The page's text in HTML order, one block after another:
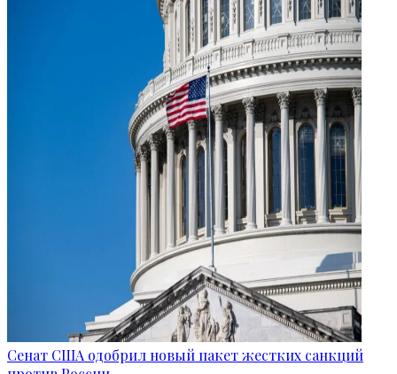
Сенат США одобрил новый пакет жестких санкций